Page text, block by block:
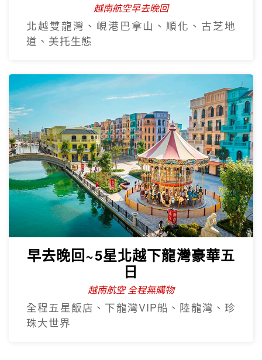
越南航空早去晚回
北越雙龍灣、峴港巴拿山、順化、古芝地
道、美托生態
早去晚回~5星北越下龍灣豪華五
日
越南航空 全程無購物
全程五星飯店、下龍灣VIP船、陸龍灣、珍
珠大世界